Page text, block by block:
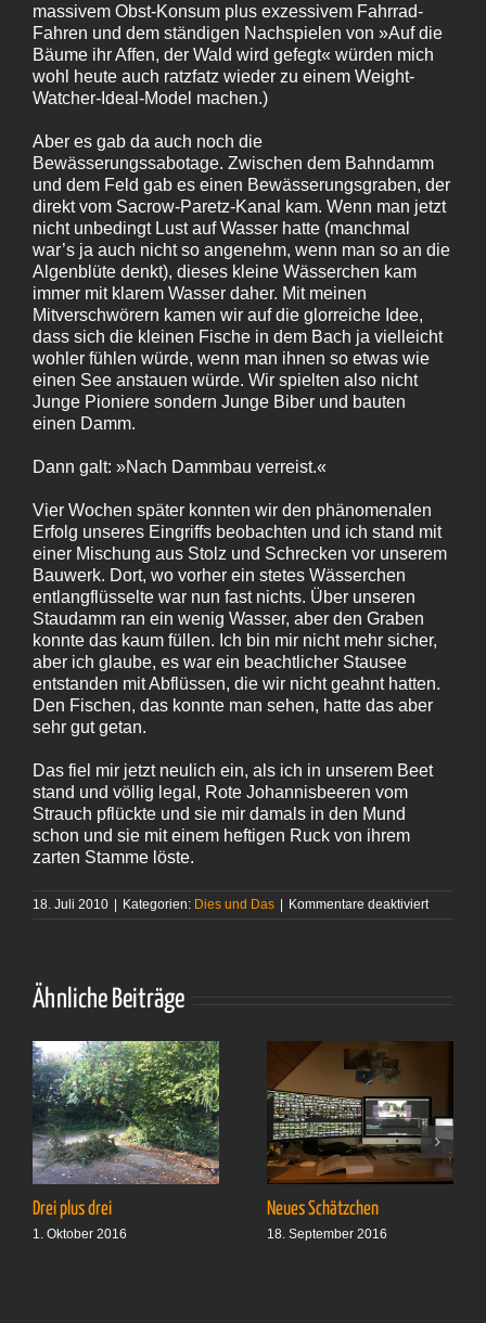
massivem Obst-Konsum plus exzessivem Fahrrad-
Fahren und dem ständigen Nachspielen von »Auf die
Bäume ihr Affen, der Wald wird gefegt« würden mich
wohl heute auch ratzfatz wieder zu einem Weight-
Watcher-Ideal-Model machen.)
Aber es gab da auch noch die
Bewässerungssabotage. Zwischen dem Bahndamm
und dem Feld gab es einen Bewässerungsgraben, der
direkt vom Sacrow-Paretz-Kanal kam. Wenn man jetzt
nicht unbedingt Lust auf Wasser hatte (manchmal
war’s ja auch nicht so angenehm, wenn man so an die
Algenblüte denkt), dieses kleine Wässerchen kam
immer mit klarem Wasser daher. Mit meinen
Mitverschwörern kamen wir auf die glorreiche Idee,
dass sich die kleinen Fische in dem Bach ja vielleicht
wohler fühlen würde, wenn man ihnen so etwas wie
einen See anstauen würde. Wir spielten also nicht
Junge Pioniere sondern Junge Biber und bauten
einen Damm.
Dann galt: »Nach Dammbau verreist.«
Vier Wochen später konnten wir den phänomenalen
Erfolg unseres Eingriffs beobachten und ich stand mit
einer Mischung aus Stolz und Schrecken vor unserem
Bauwerk. Dort, wo vorher ein stetes Wässerchen
entlangflüsselte war nun fast nichts. Über unseren
Staudamm ran ein wenig Wasser, aber den Graben
konnte das kaum füllen. Ich bin mir nicht mehr sicher,
aber ich glaube, es war ein beachtlicher Stausee
entstanden mit Abflüssen, die wir nicht geahnt hatten.
Den Fischen, das konnte man sehen, hatte das aber
sehr gut getan.
Das fiel mir jetzt neulich ein, als ich in unserem Beet
stand und völlig legal, Rote Johannisbeeren vom
Strauch pflückte und sie mir damals in den Mund
schon und sie mit einem heftigen Ruck von ihrem
zarten Stamme löste.
18. Juli 2010 | Kategorien: Dies und Das | Kommentare deaktiviertfür
Ähnliche Beiträge
Drei plus drei
1. Oktober 2016
Neues Schätzchen
18. September 2016